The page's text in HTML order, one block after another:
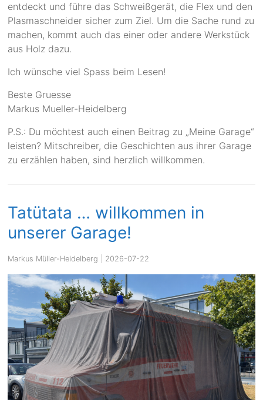
entdeckt und führe das Schweißgerät, die Flex und den
Plasmaschneider sicher zum Ziel. Um die Sache rund zu
machen, kommt auch das einer oder andere Werkstück
aus Holz dazu.
Ich wünsche viel Spass beim Lesen!
Beste Gruesse
Markus Mueller-Heidelberg
P.S.: Du möchtest auch einen Beitrag zu „Meine Garage“
leisten? Mitschreiber, die Geschichten aus ihrer Garage
zu erzählen haben, sind herzlich willkommen.
Tatütata … willkommen in
unserer Garage!
Markus Müller-Heidelberg 2026-07-22